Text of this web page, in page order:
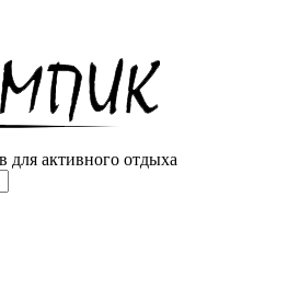
для активного отдыха